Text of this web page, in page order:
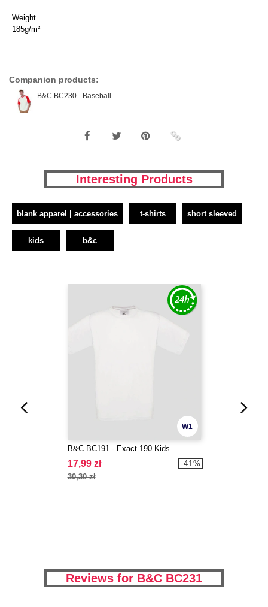
Weight
185g/m²
Companion products:
B&C BC230 - Baseball
Interesting Products
blank apparel | accessories t-shirts short sleeved
kids b&c
W1
B&C BC191 - Exact 190 Kids
17,99 zł
30,30 zł
-41%
Reviews for B&C BC231